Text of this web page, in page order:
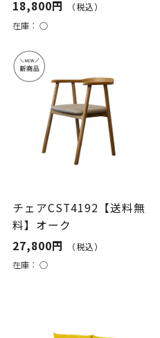
18,800円
（税込）
在庫： ○
チェアCST4192【送料無
料】オーク
27,800円
（税込）
在庫： ○